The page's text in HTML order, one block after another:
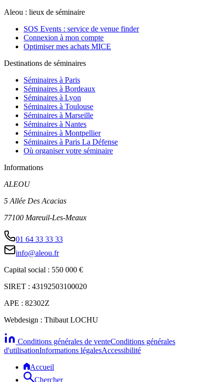
Aleou : lieux de séminaire
SOS Events : service de venue finder
Connexion à mon compte
Optimiser mes achats MICE
Destinations de séminaires
Séminaires à Paris
Séminaires à Bordeaux
Séminaires à Lyon
Séminaires à Toulouse
Séminaires à Marseille
Séminaires à Nantes
Séminaires à Montpellier
Séminaires à Paris La Défense
Où organiser votre séminaire
Informations
ALEOU
5 Allée Des Acacias
77100 Mareuil-Les-Meaux
01 64 33 33 33
info@aleou.fr
Capital social : 550 000 €
SIRET : 43192503100020
APE : 82302Z
Webdesign : Thibaut LOCHU
Conditions générales de venteConditions générales
d'utilisationInformations légalesAccessibilité
Accueil
Chercher